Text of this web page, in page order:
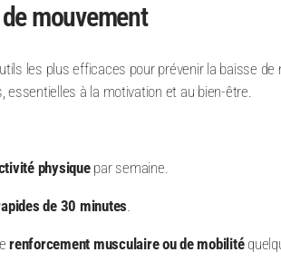
mouvement
les plus efficaces pour prévenir la baisse
essentielles à la motivation et au bien-être.
physiquepar semaine.
de 30 minutes.
renforcement musculaire ou de mobilité